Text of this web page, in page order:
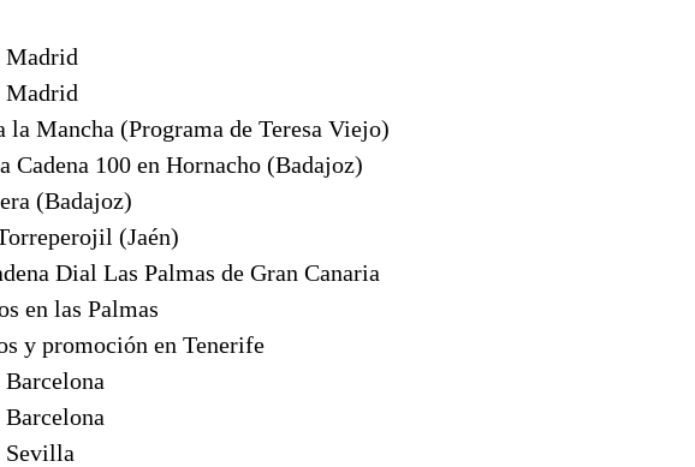
Madrid
Madrid
Mancha (Programa de Teresa Viejo)
Cadena 100 en Hornacho (Badajoz)
(Badajoz)
(Jaén)
Dial Las Palmas de Gran Canaria
en las Palmas
y promoción en Tenerife
Sevilla